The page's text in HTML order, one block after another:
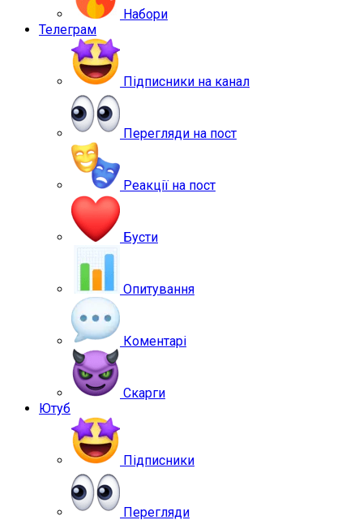
Набори
Телеграм
Підписники на канал
Перегляди на пост
Реакції на пост
Бусти
Опитування
Коментарі
Скарги
Ютуб
Підписники
Перегляди